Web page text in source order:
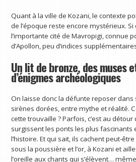
Quant à la ville de Kozani, le contexte
de l’époque reste encore mystérieux.
l’importante cité de Mavropigi, connue
d’Apollon, peu d’indices
Un lit de bronze, des muses
d’énigmes archéologiques
On laisse donc la défunte reposer dans
sirènes dorées, entre mythe et réalité.
cette trouvaille ? Parfois, c’est au détour
surgissent les ponts les plus fascinants
l’histoire. Et qui sait, ils cachent peut-
sous la poussière et l’or, à Kozani et
l’oreille aux chants qui s’élèvent…